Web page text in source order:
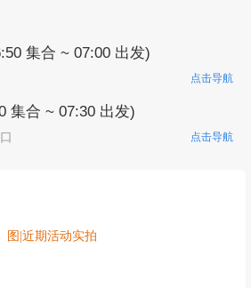
集合 ~ 07:00 出发)
点击导航
集合 ~ 07:30 出发)
点击导航
图|近期活动实拍